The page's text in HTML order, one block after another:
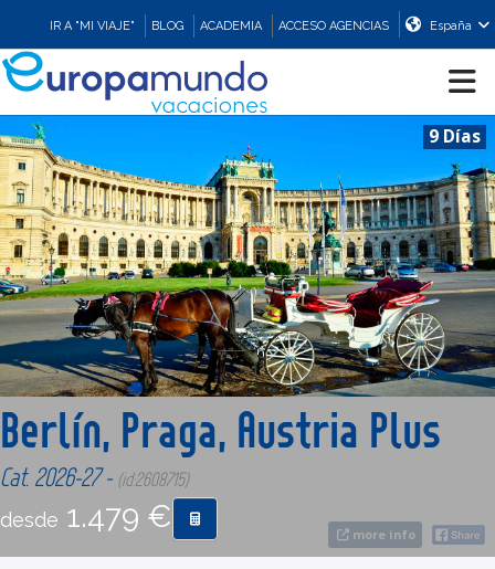
IR A "MI VIAJE" BLOG ACADEMIA ACCESO AGENCIAS España
CRUCEROS
EUROPA
ASIA
ORIENTE
PROMOCIONES
CONTACTO
9 Días
more info
Berlín, Praga, Austria Plus
Cat. 2026-27 - (id:2608715)
desde 1.479 €